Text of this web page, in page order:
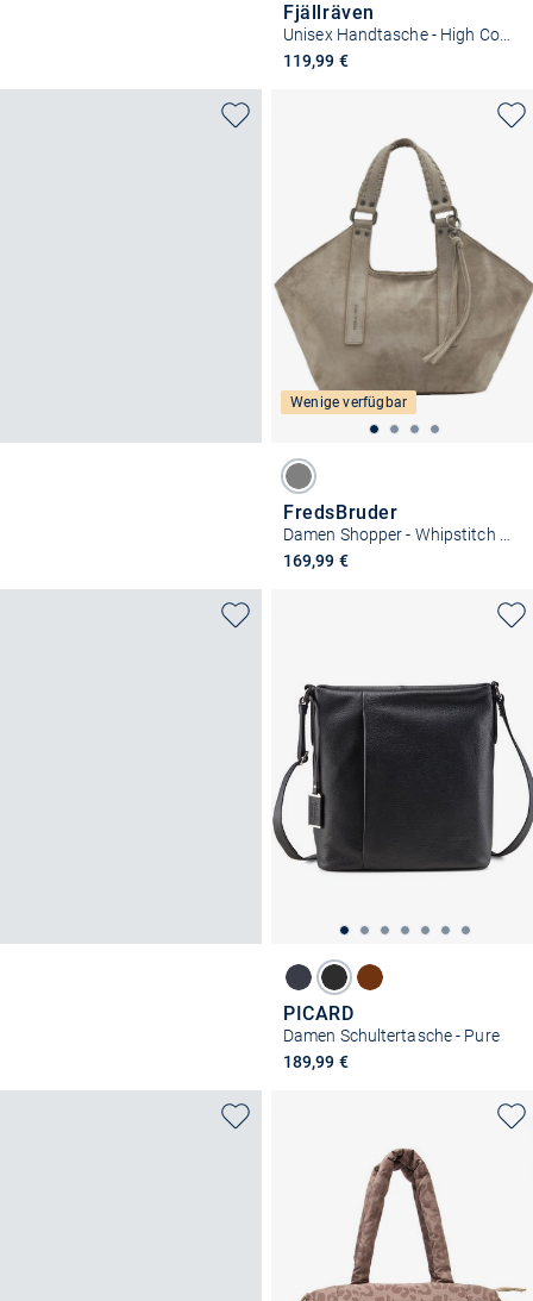
Fjällräven
Unisex Handtasche - High Coast Tote 30
119,99 €
Wenige verfügbar
FredsBruder
Damen Shopper - Whipstitch Soul Shopper
169,99 €
PICARD
Damen Schultertasche - Pure
189,99 €